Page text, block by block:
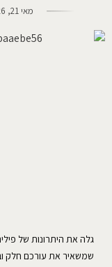
מאי 21, 2026
גלה את היתרונות של
שמשאיר את עורכם חלק